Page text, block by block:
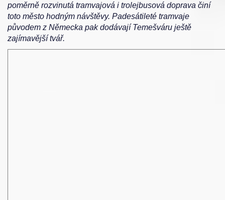
poměrně rozvinutá tramvajová i trolejbusová doprava činí
toto město hodným návštěvy. Padesátileté tramvaje
původem z Německa pak dodávají Temešváru ještě
zajímavější tvář.